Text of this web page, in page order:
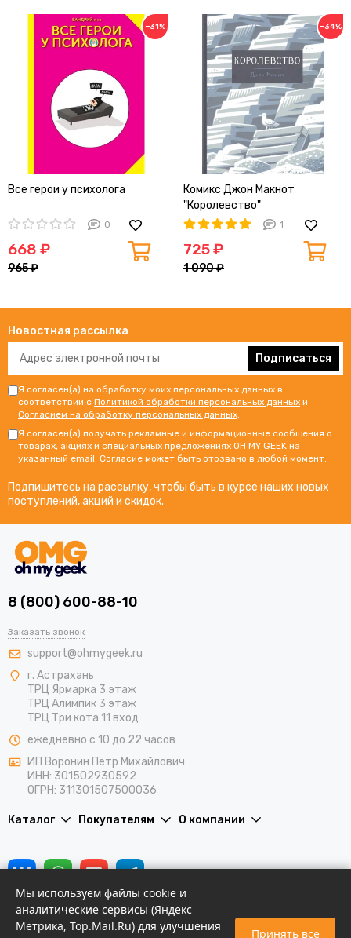
−31%
Все герои у психолога
0
668 ₽
965 ₽
−34%
Комикс Джон Макнот
"Королевство"
1
725 ₽
1 090 ₽
Новостная рассылка
Подписаться
Я согласен(а) на обработку моих персональных данных в
соответствии с Политикой обработки персональных данных и
Согласием на обработку персональных данных.
Я согласен(а) получать рекламные и информационные сообщения о
товарах, акциях и специальных предложениях OH MY GEEK на
указанный email. Согласие может быть отозвано в любой момент.
Подпишитесь на рассылку, чтобы быть в курсе наших новых
поступлений, акций и скидок.
8 (800) 600-88-10
Заказать звонок
support@ohmygeek.ru
г. Астрахань
ТРЦ Ярмарка 3 этаж
ТРЦ Алимпик 3 этаж
ТРЦ Три кота 11 вход
ежедневно с 10 до 22 часов
ИП Воронин Пётр Михайлович
ИНН: 301502930592
ОГРН: 311301507500036
Каталог Покупателям О компании
Мы используем файлы cookie и
аналитические сервисы (Яндекс
Метрика, Top.Mail.Ru) для улучшения
Принять все